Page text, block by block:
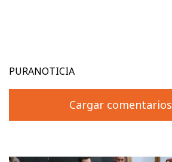
PURANOTICIA
Cargar comentarios